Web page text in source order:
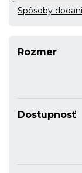
Spôsoby
Rozmer
Dostupnosť